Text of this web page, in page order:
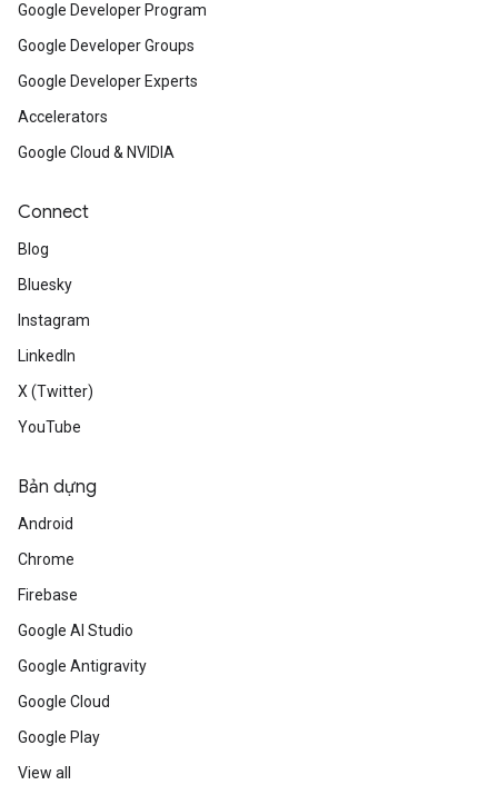
Google Developer Program
Google Developer Groups
Google Developer Experts
Accelerators
Google Cloud & NVIDIA
Connect
Blog
Bluesky
Instagram
LinkedIn
X (Twitter)
YouTube
Bản dựng
Android
Chrome
Firebase
Google AI Studio
Google Antigravity
Google Cloud
Google Play
View all